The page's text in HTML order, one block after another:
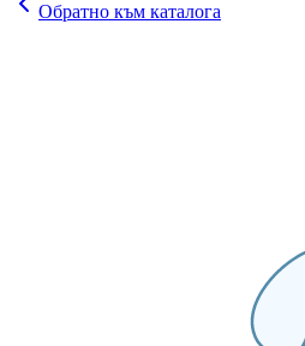
Обратно към каталога